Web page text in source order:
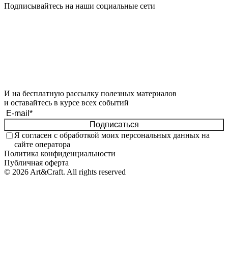
Подписывайтесь на наши социальные сети
И на бесплатную рассылку полезных материалов
и оставайтесь в курсе всех событий
Подписаться
Я согласен с обработкой моих персональных данных на
сайте оператора
Политика конфиденциальности
Публичная оферта
© 2026 Art&Craft. All rights reserved